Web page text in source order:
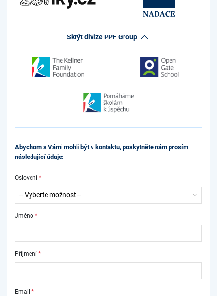
Skrýt divize PPF Group
Abychom s Vámi mohli být v kontaktu, poskytněte nám prosím
následující údaje:
Oslovení *
Jméno *
Příjmení *
Email *